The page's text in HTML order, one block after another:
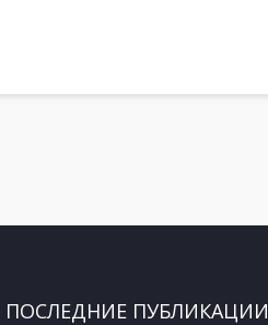
ПОСЛЕДНИЕ ПУБЛИКАЦИИ